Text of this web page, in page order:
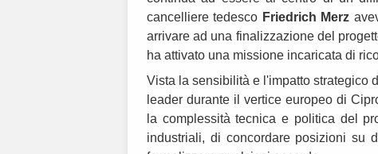
cancelliere tedesco Friedrich Merz
arrivare ad una finalizzazione del
ha attivato una missione incaricata di
Vista la sensibilità e l'impatto strategico
leader durante il vertice europeo di
la complessità tecnica e politica del
industriali, di concordare posizioni su